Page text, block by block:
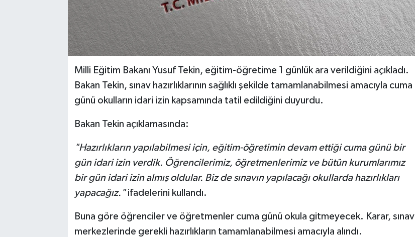
Milli Eğitim Bakanı Yusuf Tekin, eğitim-öğretime 1 günlük ara verildiğini açıkladı.
Bakan Tekin, sınav hazırlıklarının sağlıklı şekilde tamamlanabilmesi amacıyla cuma
günü okulların idari izin kapsamında tatil edildiğini duyurdu.
Bakan Tekin açıklamasında:
"Hazırlıkların yapılabilmesi için, eğitim-öğretimin devam ettiği cuma günü bir
gün idari izin verdik. Öğrencilerimiz, öğretmenlerimiz ve bütün kurumlarımız
bir gün idari izin almış oldular. Biz de sınavın yapılacağı okullarda hazırlıkları
yapacağız."ifadelerini kullandı.
Buna göre öğrenciler ve öğretmenler cuma günü okula gitmeyecek. Karar, sınav
merkezlerinde gerekli hazırlıkların tamamlanabilmesi amacıyla alındı.